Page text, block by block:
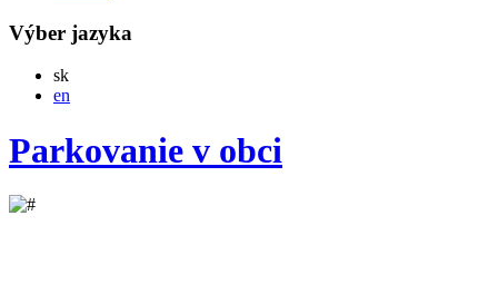
Výber jazyka
skSlovensky
en
Parkovanie v obci